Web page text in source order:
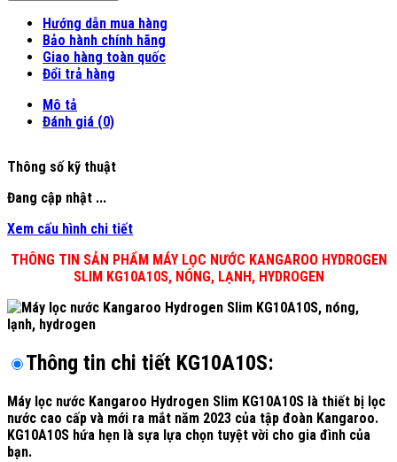
Hướng dẫn mua hàng
Bảo hành chính hãng
Giao hàng toàn quốc
Đổi trả hàng
Mô tả
Đánh giá (0)
Thông số kỹ thuật
Đang cập nhật ...
Xem cấu hình chi tiết
THÔNG TIN SẢN PHẨM MÁY LỌC NƯỚC KANGAROO HYDROGEN
SLIM KG10A10S, NÓNG, LẠNH, HYDROGEN
Thông tin chi tiết KG10A10S:
Máy lọc nước Kangaroo Hydrogen Slim KG10A10S là thiết bị lọc
nước cao cấp và mới ra mắt năm 2023 của tập đoàn Kangaroo.
KG10A10S hứa hẹn là sựa lựa chọn tuyệt vời cho gia đình của
bạn.